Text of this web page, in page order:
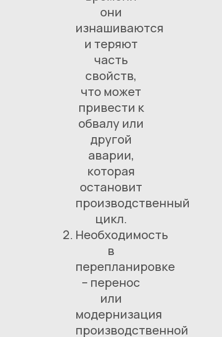
они
изнашиваются
и теряют
часть
свойств,
что может
привести к
обвалу или
другой
аварии,
которая
остановит
производственный
цикл.
Необходимость
в
перепланировке
– перенос
или
модернизация
производственной